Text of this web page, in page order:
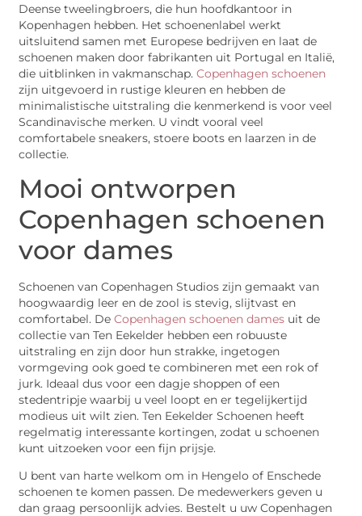
Deense tweelingbroers, die hun hoofdkantoor in
Kopenhagen hebben. Het schoenenlabel werkt
uitsluitend samen met Europese bedrijven en laat de
schoenen maken door fabrikanten uit Portugal en Italië,
die uitblinken in vakmanschap.Copenhagen schoenen
zijn uitgevoerd in rustige kleuren en hebben de
minimalistische uitstraling die kenmerkend is voor veel
Scandinavische merken. U vindt vooral veel
comfortabele sneakers, stoere boots en laarzen in de
collectie.
Mooi ontworpen
Copenhagen schoenen
voor dames
Schoenen van Copenhagen Studios zijn gemaakt van
hoogwaardig leer en de zool is stevig, slijtvast en
comfortabel. DeCopenhagen schoenen dames uit de
collectie van Ten Eekelder hebben een robuuste
uitstraling en zijn door hun strakke, ingetogen
vormgeving ook goed te combineren met een rok of
jurk. Ideaal dus voor een dagje shoppen of een
stedentripje waarbij u veel loopt en er tegelijkertijd
modieus uit wilt zien. Ten Eekelder Schoenen heeft
regelmatig interessante kortingen, zodat u schoenen
kunt uitzoeken voor een fijn prijsje.
U bent van harte welkom om in Hengelo of Enschede
schoenen te komen passen. De medewerkers geven u
dan graag persoonlijk advies. Bestelt u uw Copenhagen